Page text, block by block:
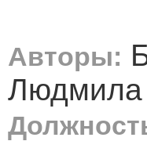
Авторы:
Людмила